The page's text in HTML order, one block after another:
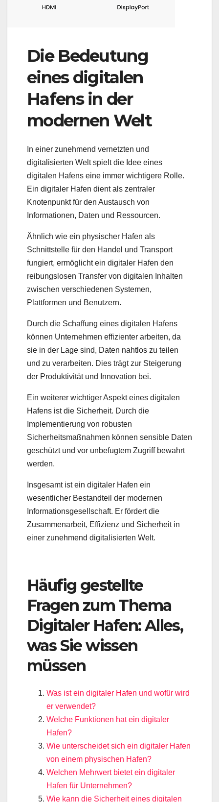
Die Bedeutung
eines digitalen
Hafens in der
modernen Welt
In einer zunehmend vernetzten und
digitalisierten Welt spielt die Idee eines
digitalen Hafens eine immer wichtigere Rolle.
Ein digitaler Hafen dient als zentraler
Knotenpunkt für den Austausch von
Informationen, Daten und Ressourcen.
Ähnlich wie ein physischer Hafen als
Schnittstelle für den Handel und Transport
fungiert, ermöglicht ein digitaler Hafen den
reibungslosen Transfer von digitalen Inhalten
zwischen verschiedenen Systemen,
Plattformen und Benutzern.
Durch die Schaffung eines digitalen Hafens
können Unternehmen effizienter arbeiten, da
sie in der Lage sind, Daten nahtlos zu teilen
und zu verarbeiten. Dies trägt zur Steigerung
der Produktivität und Innovation bei.
Ein weiterer wichtiger Aspekt eines digitalen
Hafens ist die Sicherheit. Durch die
Implementierung von robusten
Sicherheitsmaßnahmen können sensible Daten
geschützt und vor unbefugtem Zugriff bewahrt
werden.
Insgesamt ist ein digitaler Hafen ein
wesentlicher Bestandteil der modernen
Informationsgesellschaft. Er fördert die
Zusammenarbeit, Effizienz und Sicherheit in
einer zunehmend digitalisierten Welt.
Häufig gestellte
Fragen zum Thema
Digitaler Hafen: Alles,
was Sie wissen
müssen
Was ist ein digitaler Hafen und wofür wird
er verwendet?
Welche Funktionen hat ein digitaler
Hafen?
Wie unterscheidet sich ein digitaler Hafen
von einem physischen Hafen?
Welchen Mehrwert bietet ein digitaler
Hafen für Unternehmen?
Wie kann die Sicherheit eines digitalen